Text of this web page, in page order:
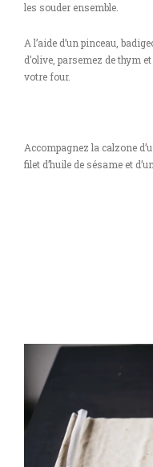
les souder ensemble.
A l’aide d’un pinceau,
d’olive, parsemez de thym
votre four.
Accompagnez la calzone
filet d’huile de sésame et